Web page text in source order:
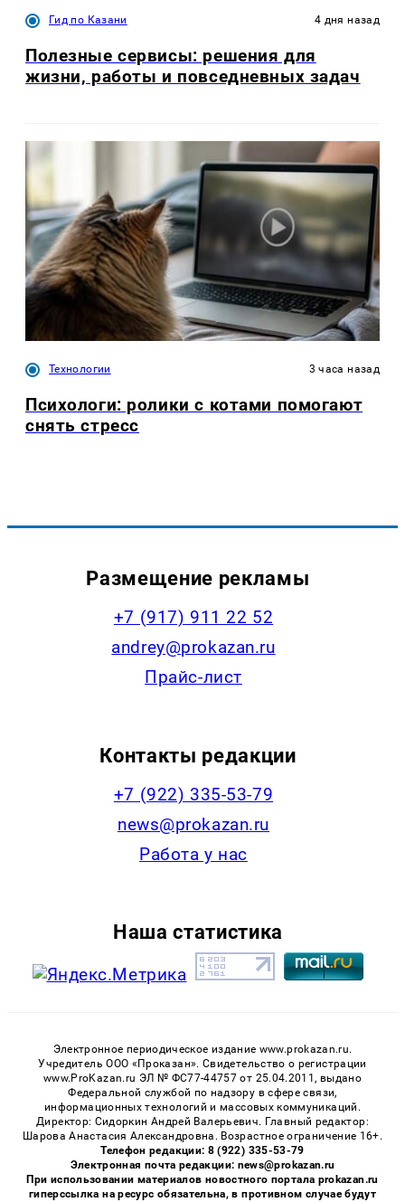
Гид по Казани 4 дня назад
Полезные сервисы: решения для
жизни, работы и повседневных задач
Технологии 3 часа назад
Психологи: ролики с котами помогают
снять стресс
Размещение рекламы
+7 (917) 911 22 52
andrey@prokazan.ru
Прайс-лист
Контакты редакции
+7 (922) 335-53-79
news@prokazan.ru
Работа у нас
Наша статистика
Электронное периодическое издание www.prokazan.ru.
Учредитель ООО «Проказан». Cвидетельство о регистрации
www.ProKazan.ru ЭЛ № ФС77-44757 от 25.04.2011, выдано
Федеральной службой по надзору в сфере связи,
информационных технологий и массовых коммуникаций.
Директор: Сидоркин Андрей Валерьевич. Главный редактор:
Шарова Анастасия Александровна. Возрастное ограничение 16+.
Телефон редакции: 8 (922) 335-53-79
Электронная почта редакции: news@prokazan.ru
При использовании материалов новостного портала prokazan.ru
гиперссылка на ресурс обязательна, в противном случае будут